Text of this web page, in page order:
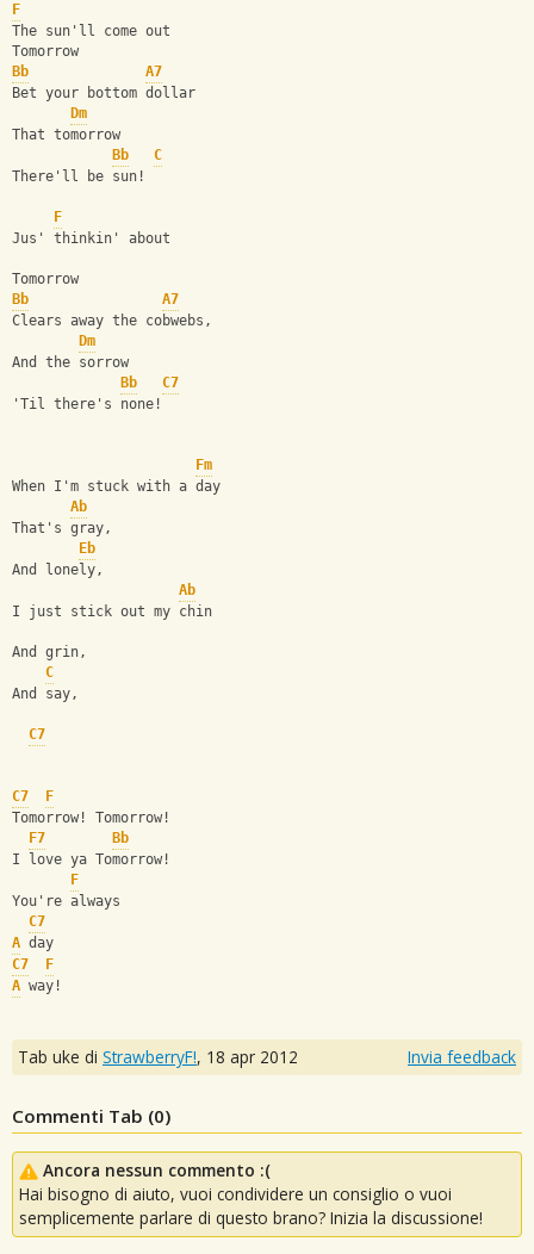
F
The sun'll come out
Tomorrow
Bb
A7
Bet your bottom dollar
Dm
That tomorrow
Bb
C
There'll be sun!
F
Jus' thinkin' about
Tomorrow
Bb
A7
Clears away the cobwebs,
Dm
And the sorrow
Bb
C7
'Til there's none!
Fm
When I'm stuck with a day
Ab
That's gray,
Eb
And lonely,
Ab
I just stick out my chin
And grin,
C
And say,
C7
C7
F
Tomorrow! Tomorrow!
F7
Bb
I love ya Tomorrow!
F
You're always
C7
A day
C7
F
A way!
Tab uke di StrawberryF!, 18 apr 2012 Invia feedback
Commenti Tab (0)
Ancora nessun commento :(
Hai bisogno di aiuto, vuoi condividere un consiglio o vuoi
semplicemente parlare di questo brano? Inizia la discussione!